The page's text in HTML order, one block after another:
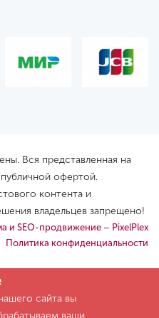
Вся представленная на
офертой.
контента и
владельцев запрещено!
и SEO-продвижение – PixelPlex
Политика конфиденциальности
сайта вы